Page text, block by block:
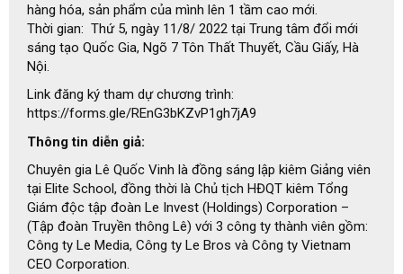
hàng hóa, sản phẩm của mình lên 1 tầm cao mới.
Thời gian: Thứ 5, ngày 11/8/ 2022 tại Trung tâm đổi mới
sáng tạo Quốc Gia, Ngõ 7 Tôn Thất Thuyết, Cầu Giấy, Hà
Nội.
Link đăng ký tham dự chương trình:
https://forms.gle/REnG3bKZvP1gh7jA9
Thông tin diễn giả:
Chuyên gia Lê Quốc Vinh là đồng sáng lập kiêm Giảng viên
tại Elite School, đồng thời là Chủ tịch HĐQT kiêm Tổng
Giám độc tập đoàn Le Invest (Holdings) Corporation –
(Tập đoàn Truyền thông Lê) với 3 công ty thành viên gồm:
Công ty Le Media, Công ty Le Bros và Công ty Vietnam
CEO Corporation.